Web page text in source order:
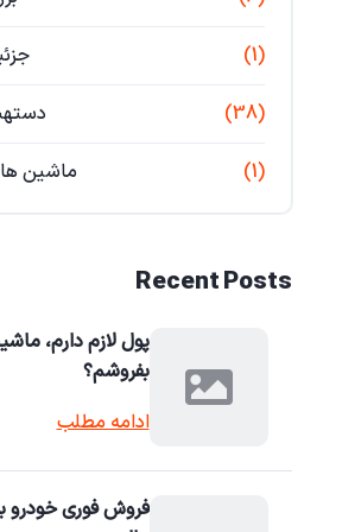
(1)
(38)
ماشین (1)
Recent Posts
پول لازم دارم،
بفروشم؟
ادامه مطلب
فروش فوری خودرو